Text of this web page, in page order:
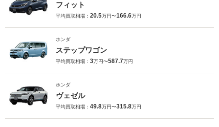
フィット
平均買取相場： 20.5万円〜166.6万円
ホンダ
ステップワゴン
平均買取相場： 3万円〜587.7万円
ホンダ
ヴェゼル
平均買取相場： 49.8万円〜315.8万円